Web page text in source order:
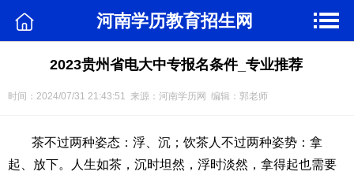
河南学历教育招生网
2023贵州省电大中专报名条件_专业推荐
时间：2024/07/31 21:43:51 来源：河南学历网 编辑：郭老师
茶不过两种姿态：浮、沉；饮茶人不过两种姿势：拿
起、放下。人生如茶，沉时坦然，浮时淡然，拿得起也需要